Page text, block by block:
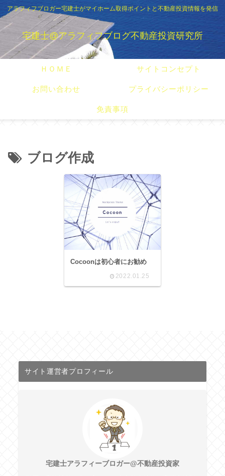
アラフィフブロガー宅建士がマイホーム取得ポイントと不動産投資情報を発信
宅建士@アラフィフブログ不動産投資研究所
ＨＯＭＥ サイトコンセプト
お問い合わせ プライバシーポリシー
免責事項
ブログ作成
Cocoonは初心者にお勧め
2022.01.25
サイト運営者プロフィール
宅建士アラフィーブロガー@不動産投資家